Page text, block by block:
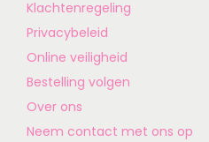
Klachtenregeling
Privacybeleid
Online veiligheid
Bestelling volgen
Over ons
Neem contact met ons op